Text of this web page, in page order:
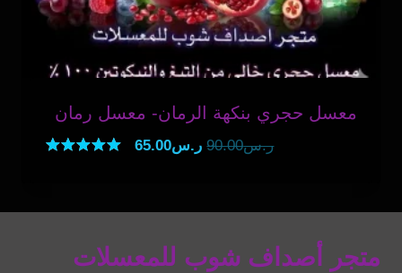
معسل حجري بنكهة الرمان- معسل رمان
ر.س90.00 السعر
ر.س90.00.
ر.س65.00السعر
ر.س65.00.
متجر أصداف شوب للمعسلات